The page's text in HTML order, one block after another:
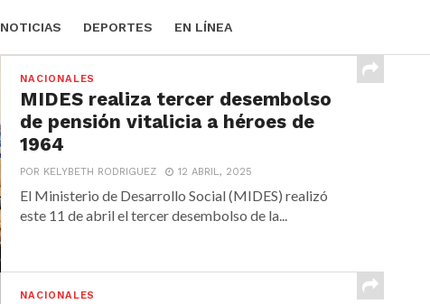
NOTICIAS DEPORTES EN LÍNEA
NACIONALES
MIDES realiza tercer desembolso
de pensión vitalicia a héroes de
1964
POR KELYBETH RODRIGUEZ 12 ABRIL, 2025
El Ministerio de Desarrollo Social (MIDES) realizó
este 11 de abril el tercer desembolso de la...
NACIONALES